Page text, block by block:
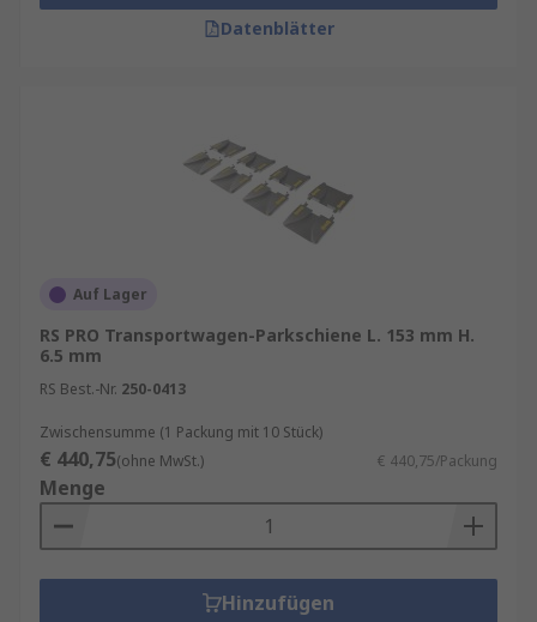
Datenblätter
Auf Lager
RS PRO Transportwagen-Parkschiene L. 153 mm H.
6.5 mm
RS Best.-Nr. 250-0413
Zwischensumme (1 Packung mit 10 Stück)
€ 440,75(ohne MwSt.) € 440,75/Packung
Menge
Hinzufügen